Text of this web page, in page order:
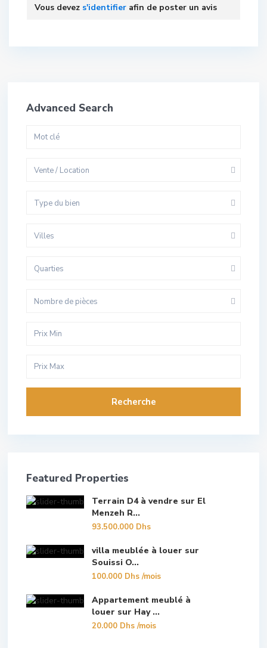
Vous devez s'identifier afin de poster un avis
Advanced Search
Vente / Location
Type du bien
Villes
Quarties
Nombre de pièces
Recherche
Featured Properties
Terrain D4 à vendre sur El
Menzeh R...
93.500.000 Dhs
villa meublée à louer sur
Souissi O...
100.000 Dhs/mois
Appartement meublé à
louer sur Hay ...
20.000 Dhs/mois